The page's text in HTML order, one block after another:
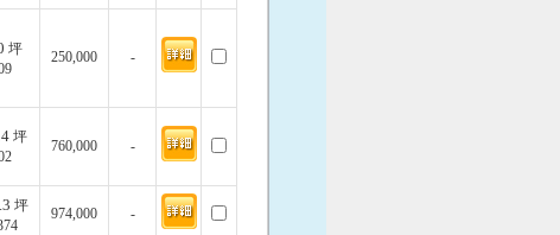
坪
250,000 -
坪
760,000 -
坪
974,000 -